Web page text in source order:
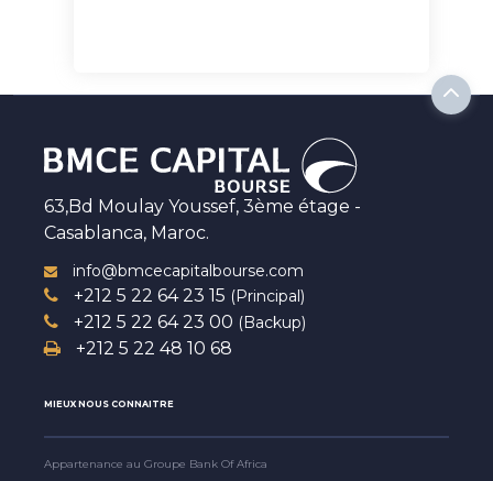
63,Bd Moulay Youssef, 3ème étage -
Casablanca, Maroc.
info@bmcecapitalbourse.com
+212 5 22 64 23 15 (Principal)
+212 5 22 64 23 00 (Backup)
+212 5 22 48 10 68
MIEUX NOUS CONNAITRE
Appartenance au Groupe Bank Of Africa